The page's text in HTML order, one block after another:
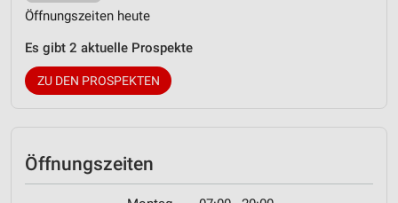
Öffnungszeiten heute
Es gibt 2 aktuelle Prospekte
ZU DEN PROSPEKTEN
Öffnungszeiten